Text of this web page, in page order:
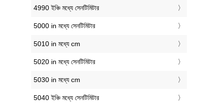
4990 ইঞ্চি মধ্যে সেনটিমিটার
5000 in মধ্যে সেনটিমিটার
5010 in মধ্যে cm
5020 in মধ্যে সেনটিমিটার
5030 in মধ্যে cm
5040 ইঞ্চি মধ্যে সেনটিমিটার